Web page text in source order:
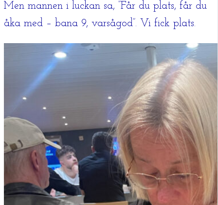
Men mannen i luckan sa, ”Får du plats, får du
åka med – bana 9, varsågod”. Vi fick plats.